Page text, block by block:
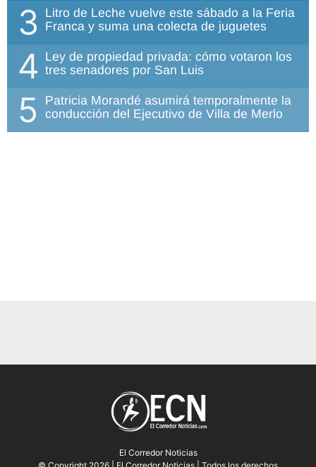
3 Litro de Leche vuelve este sábado a la Feria
Franca y suma una colecta de juguetes
4 Ley de propiedad privada: cómo votaron los
tres senadores por San Luis
5
Patricia Morandé asumirá temporalmente la
conducción del Ejecutivo de Villa de Merlo
El Corredor Noticias